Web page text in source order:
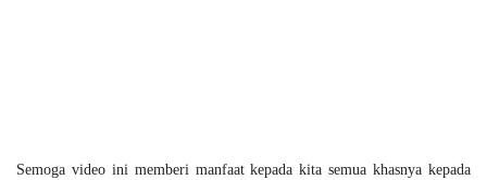
Semoga video ini memberi manfaat kepada kita semua khasnya kepada